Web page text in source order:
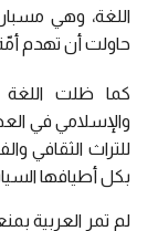
اللغة، وهي مسبار
حاولت أن تهدم
كما ظلت اللغة
والإسلامي في
للتراث الثقافي
بكل أطيافها
لم تمر العربية